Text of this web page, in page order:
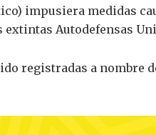
impusiera medidas
Autodefensas
registradas a nombre